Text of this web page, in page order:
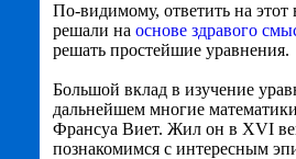
По-видимому, ответить на
решали на основе здравого
решать простейшие уравнения.
Большой вклад в изучение
дальнейшем многие
Франсуа Виет. Жил он в XVI
познакомимся с интересным